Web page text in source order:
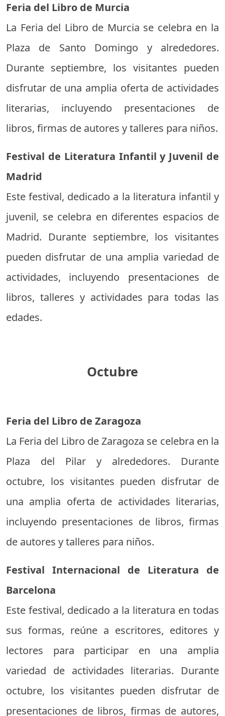
Feria del Libro de Murcia
La Feria del Libro de Murcia se celebra en la
Plaza de Santo Domingo y alrededores.
Durante septiembre, los visitantes pueden
disfrutar de una amplia oferta de actividades
literarias, incluyendo presentaciones de
libros, firmas de autores y talleres para niños.
Festival de Literatura Infantil y Juvenil de
Madrid
Este festival, dedicado a la literatura infantil y
juvenil, se celebra en diferentes espacios de
Madrid. Durante septiembre, los visitantes
pueden disfrutar de una amplia variedad de
actividades, incluyendo presentaciones de
libros, talleres y actividades para todas las
edades.
Octubre
Feria del Libro de Zaragoza
La Feria del Libro de Zaragoza se celebra en la
Plaza del Pilar y alrededores. Durante
octubre, los visitantes pueden disfrutar de
una amplia oferta de actividades literarias,
incluyendo presentaciones de libros, firmas
de autores y talleres para niños.
Festival Internacional de Literatura de
Barcelona
Este festival, dedicado a la literatura en todas
sus formas, reúne a escritores, editores y
lectores para participar en una amplia
variedad de actividades literarias. Durante
octubre, los visitantes pueden disfrutar de
presentaciones de libros, firmas de autores,